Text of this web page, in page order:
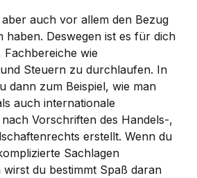
auch vor allem den Bezug
haben. Deswegen ist es für dich
Fachbereiche wie
Steuern zu durchlaufen. In
dann zum Beispiel, wie man
auch internationale
Vorschriften des Handels-,
erstellt. Wenn du
Sachlagen
du bestimmt Spaß daran